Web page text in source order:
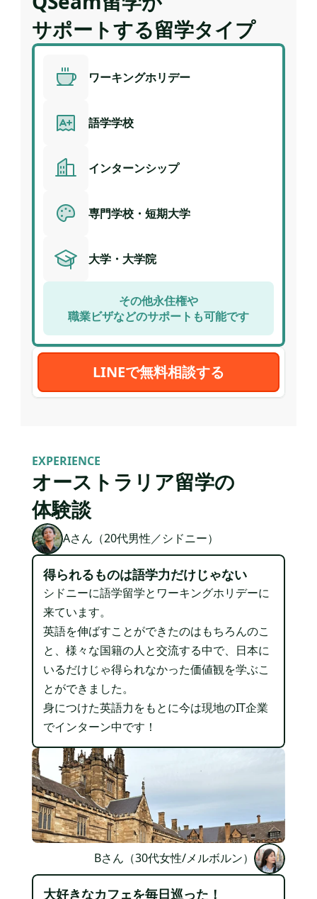
サポートする留学タイプ
ワーキングホリデー
語学学校
インターンシップ
専門学校・短期大学
大学・大学院
その他永住権や
職業ビザなどのサポートも可能です
LINEで無料相談する
EXPERIENCE
オーストラリア留学の
体験談
Aさん（20代男性／シドニー）
得られるものは⁨⁩語学力だけじゃない
シドニーに語学留学とワーキングホリデーに
来ています。
英語を伸ばすことができたのはもちろんのこ
と、様々な国籍の人と交流する中で、日本に
いるだけじゃ得られなかった価値観を学ぶこ
とができました。
身につけた英語力をもとに今は現地のIT企業
でインターン中です！
Bさん（30代女性/メルボルン）
大好きなカフェを毎日巡った！